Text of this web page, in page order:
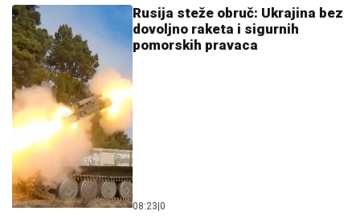
Rusija steže obruč: Ukrajina bez
dovoljno raketa i sigurnih
pomorskih pravaca
08:23 0